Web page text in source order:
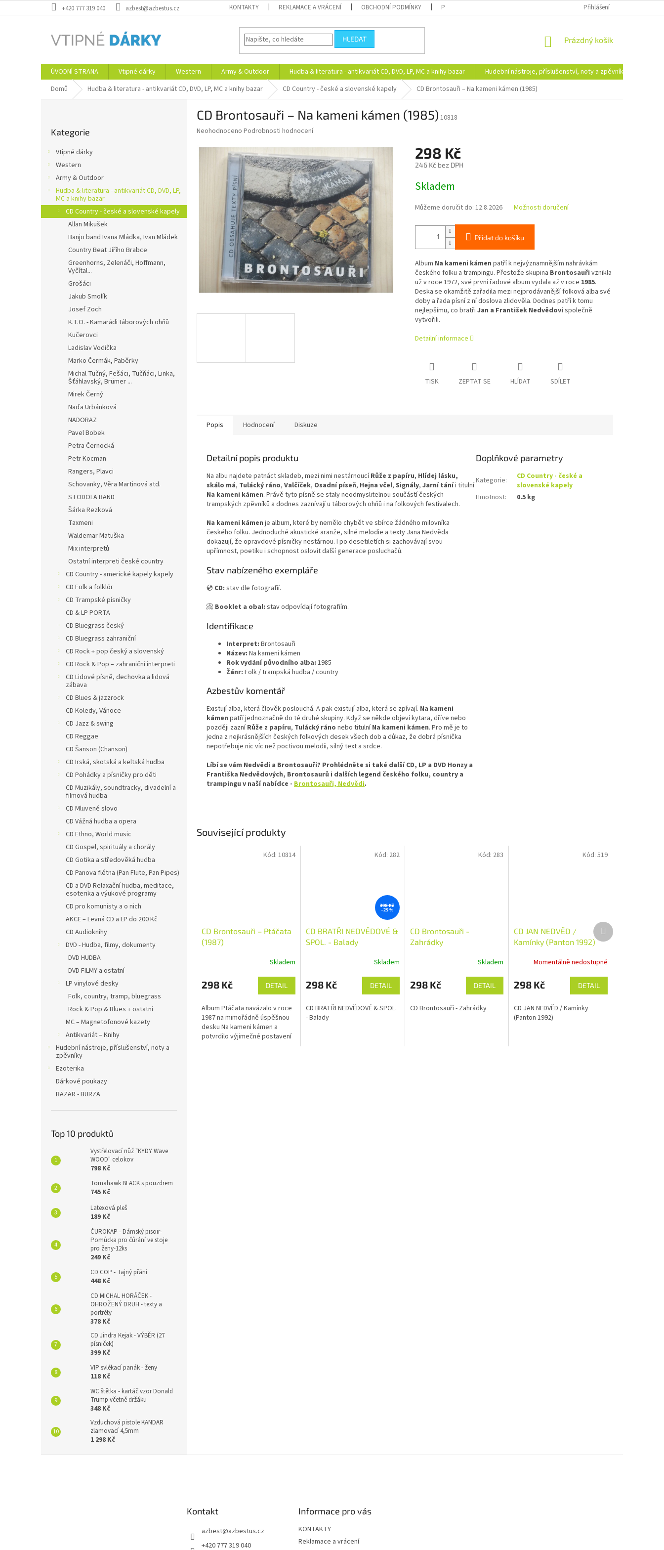
na
+420 777 319 040 azbest@azbestus.cz KONTAKTY REKLAMACE A VRÁCENÍ OBCHODNÍ PODMÍNKY PODMÍNKY OCHRANY OSOBNÍCH ÚDAJŮ DOPRAVA A PLATBA
Přihlášení
HLEDAT
NÁKUPNÍ
Prázdný košík
ÚVODNÍ STRANA Vtipné dárky Western Army & Outdoor Hudba & literatura - antikvariát CD, DVD, LP, MC a knihy bazar Hudební nástroje, příslušenství, noty a zpěvníky
Domů
Hudba & literatura - antikvariát CD, DVD, LP, MC a knihy bazar CD Country - české a slovenské kapely CD Brontosauři – Na kameni kámen (1985)
p
kategorie
Kategorie
Vtipné dárky
Western
Army & Outdoor
Hudba & literatura - antikvariát CD, DVD, LP,
MC a knihy bazar
CD Country - české a slovenské kapely
Allan Mikušek
Banjo band Ivana Mládka, Ivan Mládek
Country Beat Jiřího Brabce
Greenhorns, Zelenáči, Hoffmann,
Vyčítal...
Grošáci
Jakub Smolík
Josef Zoch
K.T.O. - Kamarádi táborových ohňů
Kučerovci
Ladislav Vodička
Marko Čermák, Paběrky
Michal Tučný, Fešáci, Tučňáci, Linka,
Šťáhlavský, Brümer ...
Mirek Černý
Naďa Urbánková
NADORAZ
Pavel Bobek
Petra Černocká
Petr Kocman
Rangers, Plavci
Schovanky, Věra Martinová atd.
STODOLA BAND
Šárka Rezková
Taxmeni
Waldemar Matuška
Mix interpretů
Ostatní interpreti české country
CD Country - americké kapely kapely
CD Folk a folklór
CD Trampské písničky
CD & LP PORTA
CD Bluegrass český
CD Bluegrass zahraniční
CD Rock + pop český a slovenský
CD Rock & Pop – zahraniční interpreti
CD Lidové písně, dechovka a lidová
zábava
CD Blues & jazzrock
CD Koledy, Vánoce
CD Jazz & swing
CD Reggae
CD Šanson (Chanson)
CD Irská, skotská a keltská hudba
CD Pohádky a písničky pro děti
CD Muzikály, soundtracky, divadelní a
filmová hudba
CD Mluvené slovo
CD Vážná hudba a opera
CD Ethno, World music
CD Gospel, spirituály a chorály
CD Gotika a středověká hudba
CD Panova flétna (Pan Flute, Pan Pipes)
CD a DVD Relaxační hudba, meditace,
esoterika a výukové programy
CD pro komunisty a o nich
AKCE – Levná CD a LP do 200 Kč
CD Audioknihy
DVD - Hudba, filmy, dokumenty
DVD HUDBA
DVD FILMY a ostatní
LP vinylové desky
Folk, country, tramp, bluegrass
Rock & Pop & Blues + ostatní
MC – Magnetofonové kazety
Antikvariát – Knihy
Hudební nástroje, příslušenství, noty a
zpěvníky
Ezoterika
Dárkové poukazy
BAZAR - BURZA
Top 10 produktů
Vystřelovací nůž "KYDY Wave
WOOD" celokov
798 Kč
Tomahawk BLACK s pouzdrem
745 Kč
Latexová pleš
189 Kč
ČUROKAP - Dámský pisoir-
Pomůcka pro čůrání ve stoje
pro ženy-12ks
249 Kč
CD COP - Tajný přání
448 Kč
CD MICHAL HORÁČEK -
OHROŽENÝ DRUH - texty a
portréty
378 Kč
CD Jindra Kejak - VÝBĚR (27
písniček)
399 Kč
VIP svlékací panák - ženy
118 Kč
WC štětka - kartáč vzor Donald
Trump včetně držáku
348 Kč
Vzduchová pistole KANDAR
zlamovací 4,5mm
1 298 Kč
CD Brontosauři – Na kameni kámen (1985) 10818
Průměrné
produktu
hvězdiček.
Neohodnoceno Podrobnosti hodnocení
298 Kč
246 Kč bez DPH
cena:
Skladem
Můžeme doručit do: 12.8.2026 Možnosti doručení
Přidat do košíku
Album Na kameni kámen patří k nejvýznamnějším nahrávkám
českého folku a trampingu. Přestože skupina Brontosauři vznikla
už v roce 1972, své první řadové album vydala až v roce 1985.
Deska se okamžitě zařadila mezi nejprodávanější folková alba své
doby a řada písní z ní doslova zlidověla. Dodnes patří k tomu
nejlepšímu, co bratři Jan a František Nedvědovi společně
vytvořili.
Detailní informace
TISK ZEPTAT SE HLÍDAT SDÍLET
Popis Hodnocení Diskuze
Detailní popis produktu
Na albu najdete patnáct skladeb, mezi nimi nestárnoucíRůže z papíru, Hlídej lásku,
skálo má, Tulácký ráno, Valčíček, Osadní píseň, Hejna včel, Signály, Jarní táníi titulní
Na kameni kámen. Právě tyto písně se staly neodmyslitelnou součástí českých
trampských zpěvníků a dodnes zaznívají u táborových ohňů i na folkových festivalech.
Na kameni kámen je album, které by nemělo chybět ve sbírce žádného milovníka
českého folku. Jednoduché akustické aranže, silné melodie a texty Jana Nedvěda
dokazují, že opravdové písničky nestárnou. I po desetiletích si zachovávají svou
upřímnost, poetiku i schopnost oslovit další generace posluchačů.
Stav nabízeného exempláře
💿 CD: stav dle fotografií.
📀 Booklet a obal: stav odpovídají fotografiím.
Identifikace
Interpret: Brontosauři
Název: Na kameni kámen
Rok vydání původního alba: 1985
Žánr: Folk / trampská hudba / country
Azbestův komentář
Existují alba, která člověk poslouchá. A pak existují alba, která se zpívají. Na kameni
kámen patří jednoznačně do té druhé skupiny. Když se někde objeví kytara, dříve nebo
později zazníRůže z papíru, Tulácký ráno nebo titulníNa kameni kámen. Pro mě je to
jedna z nejkrásnějších českých folkových desek všech dob a důkaz, že dobrá písnička
nepotřebuje nic víc než poctivou melodii, silný text a srdce.
Líbí se vám Nedvědi a Brontosauři? Prohlédněte si také další CD, LP a DVD Honzy a
Františka Nedvědových, Brontosaurů i dalších legend českého folku, country a
trampingu v naší nabídce - Brontosauři, Nedvědi.
Doplňkové parametry
Kategorie:
CD Country - české a
slovenské kapely
Hmotnost: 0.5 kg
Související produkty
CD Brontosauři – Ptáčata
(1987)
Skladem
298 Kč DETAIL
Album Ptáčata navázalo v roce
1987 na mimořádně úspěšnou
desku Na kameni kámen a
potvrdilo výjimečné postavení
Kód: 10814
398 Kč
–25 %
CD BRATŘI NEDVĚDOVÉ &
SPOL. - Balady
Skladem
298 Kč DETAIL
CD BRATŘI NEDVĚDOVÉ & SPOL.
- Balady
Kód: 282
CD Brontosauři -
Zahrádky
Skladem
298 Kč DETAIL
CD Brontosauři - Zahrádky
Kód: 283
CD JAN NEDVĚD /
Kamínky (Panton 1992)
Momentálně nedostupné
298 Kč DETAIL
CD JAN NEDVĚD / Kamínky
(Panton 1992)
Kód: 519
Další
produkt
Kontakt
azbest@azbestus.cz
+420 777 319 040
Informace pro vás
KONTAKTY
Reklamace a vrácení